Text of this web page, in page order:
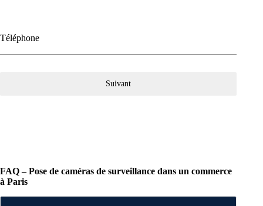
Téléphone
Suivant
FAQ – Pose de caméras de surveillance dans un commerce
à Paris